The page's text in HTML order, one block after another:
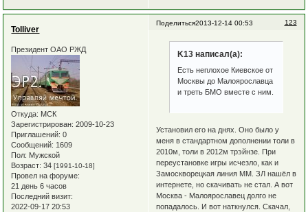
Поделиться 123
2013-12-14 00:53
Tolliver
Президент ОАО РЖД
Откуда: МСК
Зарегистрирован: 2009-10-23
Приглашений: 0
Сообщений: 1609
Пол: Мужской
Возраст: 34[1991-10-18]
Провел на форуме:
21 день 6 часов
Последний визит:
2022-09-17 20:53
K13 написал(а):
Есть неплохое Киевское от
Москвы до Малоярославца
и треть БМО вместе с ним.
Установил его на днях. Оно было у
меня в стандартном дополнении толи в
2010м, толи в 2012м трэйнзе. При
переустановке игры исчезло, как и
Замоскворецкая линия ММ. ЗЛ нашёл в
интернете, но скачивать не стал. А вот
Москва - Малоярославец долго не
попадалось. И вот наткнулся. Скачал,